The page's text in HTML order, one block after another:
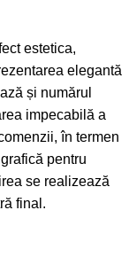
estetica,
elegantă
și numărul
impecabilă a
în termen
pentru
se realizează
final.